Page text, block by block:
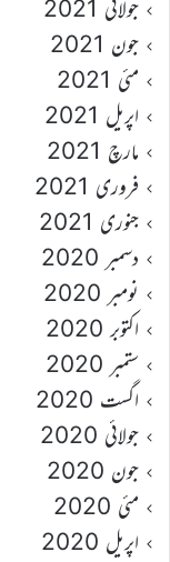
جولائی 2021
جون 2021
مئی 2021
اپریل 2021
مارچ 2021
فروری 2021
جنوری 2021
دسمبر 2020
نومبر 2020
اکتوبر 2020
ستمبر 2020
اگست 2020
جولائی 2020
جون 2020
مئی 2020
اپریل 2020